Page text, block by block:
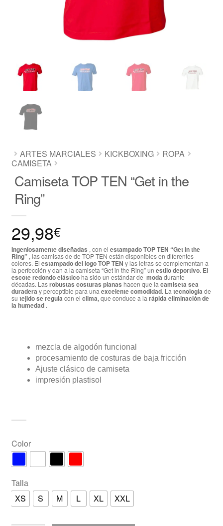
ARTES MARCIALES KICKBOXING
ROPA
CAMISETA
Camiseta TOP TEN “Get in the
Ring”
29,98€
Ingeniosamente diseñadas , con el estampado TOP TEN “Get in the
Ring”, las camisas de de TOP TEN están disponibles en diferentes
colores. El estampado del logo TOP TEN y las letras se complementan a
la perfección y dan a la camiseta “Get in the Ring” un estilo deportivo. El
escote redondo elásticoha sido un estándar de moda durante
décadas. Lasrobustas costuras planas hacen que lacamiseta sea
duradera y perceptible para unaexcelente comodidad. Latecnología de
su tejido se regula con el clima,que conduce a larápida eliminación de
la humedad.
mezcla de algodón funcional
procesamiento de costuras de baja fricción
Ajuste clásico de camiseta
impresión plastisol
Color
Talla
XS
S M L XL XXL